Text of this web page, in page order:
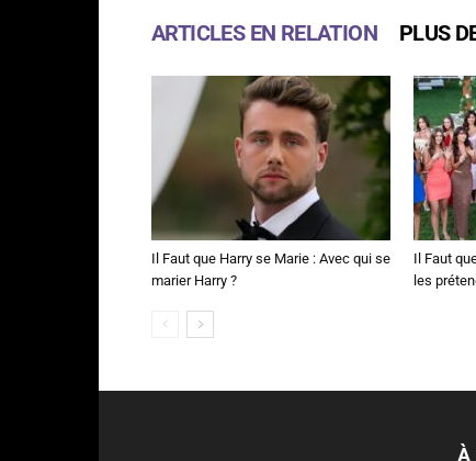
ARTICLES EN RELATION PLUS
Il Faut que Harry se Marie : Avec qui se
marier Harry ?
Il Faut
les
À